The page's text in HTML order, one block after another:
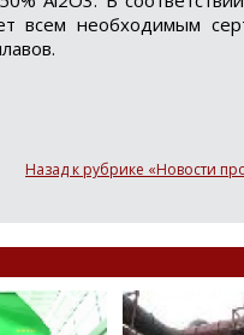
всем необходимым
Назад к рубрике «Новости